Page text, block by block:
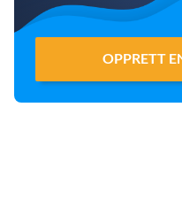
OPPRETT